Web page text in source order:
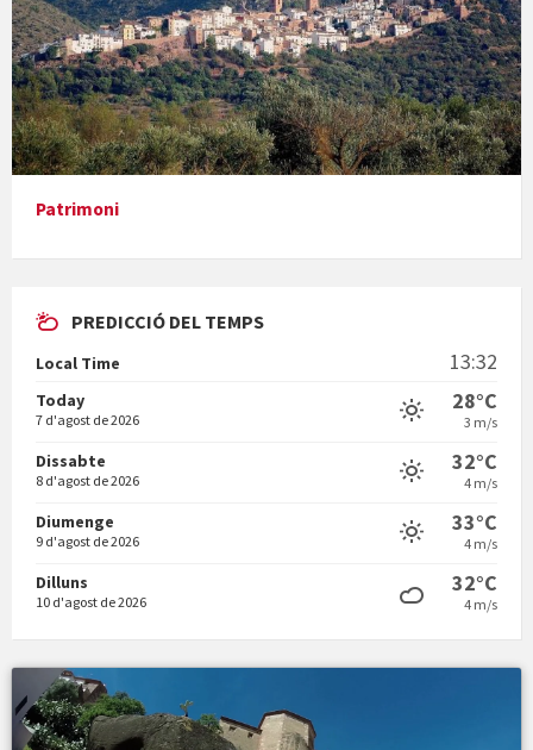
Presentació del llibre &quot;La mare&quot;, d'Emma Zafon
En Bum
Vermuts a la Font. Hit parit
Patrimoni
PREDICCIÓ DEL TEMPS
Local Time 13:32
Today
7 d'agost de 2026
28°C
3 m/s
Dissabte
8 d'agost de 2026
32°C
4 m/s
Diumenge
9 d'agost de 2026
33°C
4 m/s
Dilluns
10 d'agost de 2026
32°C
4 m/s